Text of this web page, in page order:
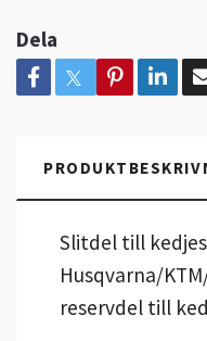
Dela
Slitdel till
Husqvarna/
reservdel till